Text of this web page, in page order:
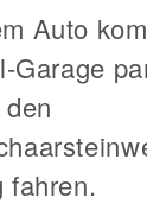
Auto
Garage
fahren.